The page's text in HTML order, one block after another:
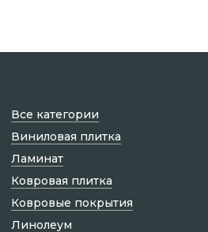
Все категории
Виниловая плитка
Ламинат
Ковровая плитка
Ковровые покрытия
Линолеум